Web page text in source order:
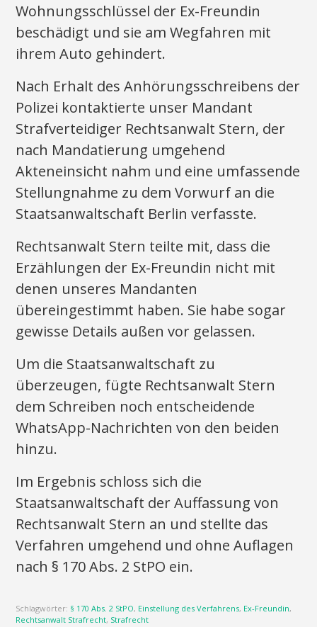
Wohnungsschlüssel der Ex-Freundin
beschädigt und sie am Wegfahren mit
ihrem Auto gehindert.
Nach Erhalt des Anhörungsschreibens der
Polizei kontaktierte unser Mandant
Strafverteidiger Rechtsanwalt Stern, der
nach Mandatierung umgehend
Akteneinsicht nahm und eine umfassende
Stellungnahme zu dem Vorwurf an die
Staatsanwaltschaft Berlin verfasste.
Rechtsanwalt Stern teilte mit, dass die
Erzählungen der Ex-Freundin nicht mit
denen unseres Mandanten
übereingestimmt haben. Sie habe sogar
gewisse Details außen vor gelassen.
Um die Staatsanwaltschaft zu
überzeugen, fügte Rechtsanwalt Stern
dem Schreiben noch entscheidende
WhatsApp-Nachrichten von den beiden
hinzu.
Im Ergebnis schloss sich die
Staatsanwaltschaft der Auffassung von
Rechtsanwalt Stern an und stellte das
Verfahren umgehend und ohne Auflagen
nach § 170 Abs. 2 StPO ein.
Schlagwörter: § 170 Abs. 2 StPO, Einstellung des Verfahrens, Ex-Freundin,
Rechtsanwalt Strafrecht, Strafrecht